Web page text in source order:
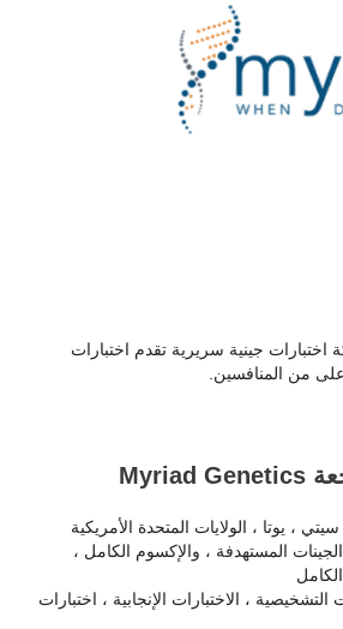
جينية سريرية تقدم اختبارات
من المنافسين.
، يوتا ، الولايات المتحدة الأمريكية
المستهدفة ، والإكسوم الكامل ،
التشخيصية ، الاختبارات الإنجابية ، اختبارات